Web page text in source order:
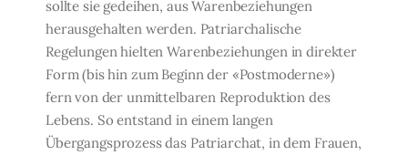
sollte sie gedeihen, aus Warenbeziehungen
herausge­halten werden. Patriarchalische
Regelungen hielten Warenbeziehungen in direkter
Form (bis hin zum Beginn der «Postmoderne»)
fern von der unmittelbaren Reproduktion des
Lebens. So entstand in einem langen
Übergangsprozess das Patriarchat, in dem Frauen,